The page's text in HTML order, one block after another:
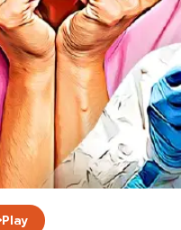
Play